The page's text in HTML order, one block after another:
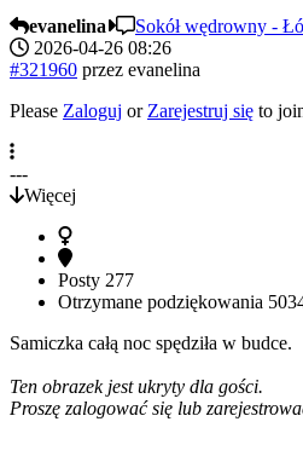
evanelina
Sokół wędrowny -
2026-04-26 08:26
#321960 przez evanelina
Please Zaloguj or Zarejestruj się to
---
Więcej
Posty 277
Otrzymane podziękowania
Samiczka całą noc spędziła w budce.
Ten obrazek jest ukryty dla gości.
Proszę zalogować się lub